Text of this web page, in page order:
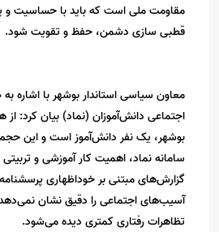
مقاومت ملی است که باید با حساسیت و
قطبی سازی دشمن، حفظ و تقویت شود.
معاون سیاسی استاندار بوشهر با اشاره
بوشهر، یک نفر دانش‌آموز است و این
سامانه نماد، اهمیت کار آموزشی و
گزارش‌های مبتنی بر خوداظهاری
آسیب‌های اجتماعی را دقیق نشان
تظاهرات رفتاری کمتری دیده می‌شود.